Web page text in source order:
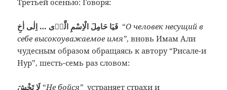
Третьей осенью: Говоря:
“О человек несущий в
себе высокоуважаемое имя”, вновь Имам Али
чудесным образом обращаясь к автору “Рисале-и
Нур”, шесть-семь раз словом:
لَا تَخْشَ “Не бойся” устраняет страхи и